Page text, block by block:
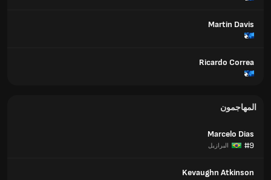
Martin Davis
Ricardo Correa
المهاجمون
Marcelo Dias
#9
البرازيل
Kevaughn Atkinson